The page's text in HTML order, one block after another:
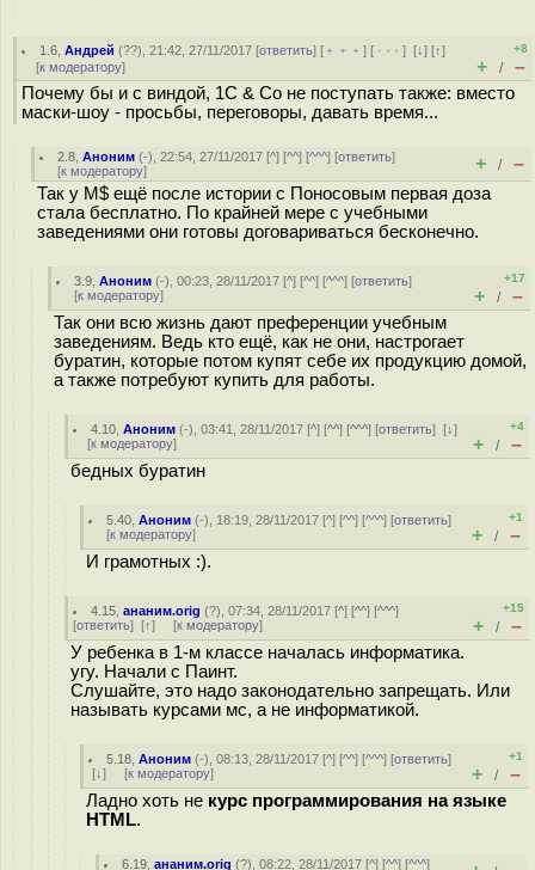
1.6 ,Андрей (??), 21:42, 27/11/2017 [ответить] [ ﹢﹢﹢] [ · · ·][↓] [↑]
[к модератору]
+8
+ / –
Почему бы и с виндой, 1С & Co не поступать также: вместо
маски-шоу - просьбы, переговоры, давать время...
2.8 ,Аноним (-), 22:54, 27/11/2017 [^] [^^] [^^^] [ответить]
[к модератору] + / –
Так у M$ ещё после истории с Поносовым первая доза
стала бесплатно. По крайней мере с учебными
заведениями они готовы договариваться бесконечно.
3.9 ,Аноним (-), 00:23, 28/11/2017 [^] [^^] [^^^] [ответить]
[к модератору]
+17
+ / –
Так они всю жизнь дают преференции учебным
заведениям. Ведь кто ещё, как не они, настрогает
буратин, которые потом купят себе их продукцию домой,
а также потребуют купить для работы.
4.10 ,Аноним (-), 03:41, 28/11/2017 [^] [^^] [^^^] [ответить][↓]
[к модератору]
+4
+ / –
бедных буратин
5.40 ,Аноним (-), 18:19, 28/11/2017 [^] [^^] [^^^] [ответить]
[к модератору]
+1
+ / –
И грамотных :).
4.15 ,ананим.orig (?), 07:34, 28/11/2017 [^] [^^] [^^^]
[ответить] [↑] [к модератору]
+15
+ / –
У ребенка в 1-м классе началась информатика.
угу. Начали с Паинт.
Слушайте, это надо законодательно запрещать. Или
называть курсами мс, а не информатикой.
5.18 ,Аноним (-), 08:13, 28/11/2017 [^] [^^] [^^^] [ответить]
[↓] [к модератору]
+1
+ / –
Ладно хоть не курс программирования на языке
HTML.
6.19 ,ананим.orig (?), 08:22, 28/11/2017 [^] [^^] [^^^]